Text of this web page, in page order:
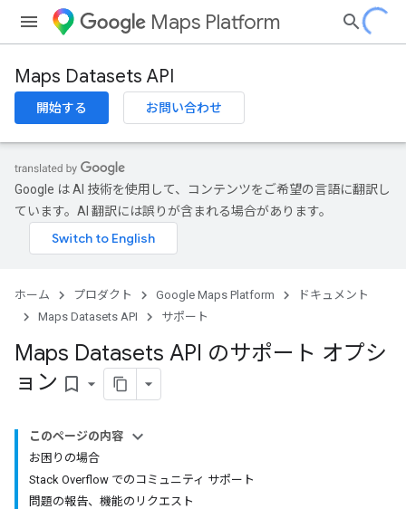
Maps Platform
Maps Datasets API
開始する お問い合わせ
Google は AI 技術を使用して、コンテンツをご希望の言語に翻訳し
ています。AI 翻訳には誤りが含まれる場合があります。
ホーム プロダクト Google Maps Platform
ドキュメント
Maps Datasets API
サポート
Maps Datasets API のサポート オプシ
ョン bookmark_border
このページの内容
お困りの場合
Stack Overflow でのコミュニティ サポート
問題の報告、機能のリクエスト